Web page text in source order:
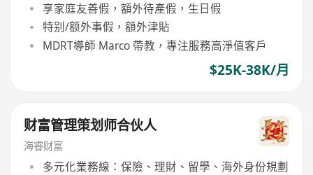
享家庭友善假，額外待產假，生日假
特别/额外事假，額外津貼
MDRT導師 Marco 帶教，專注服務高淨值客戶
$25K-38K/月
财富管理策划师合伙人
海睿财富
多元化業務線：保險、理財、留學、海外身份規劃